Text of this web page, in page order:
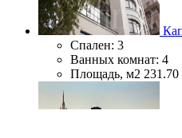
Спален: 3
Ванных комнат: 4
Площадь, м2 231.70